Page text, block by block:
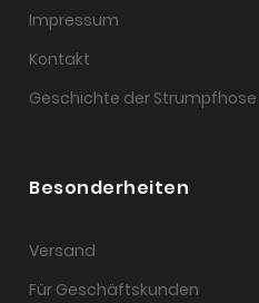
Impressum
Kontakt
Geschichte der Strumpfhose
Besonderheiten
Versand
Für Geschäftskunden